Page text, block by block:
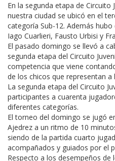
En la segunda etapa de
nuestra ciudad se ubicó en el
categoría Sub-12. Además
Iago Cuarlieri, Fausto Urbisi y
El pasado domingo se llevó a
segunda etapa del Circuito
competencia que viene
de los chicos que representan a
La segunda etapa del Circuito
participantes a cuarenta
diferentes categorías.
El torneo del domingo se jugó
Ajedrez a un ritmo de 10
siendo de la partida cuarto
acompañados y guiados por el
Respecto a los desempeños